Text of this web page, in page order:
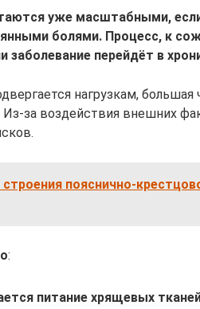
уже масштабными,
болями. Процесс, к
заболевание перейдёт в
нагрузкам, большая
за воздействия внешних
пояснично-
:
питание хрящевых